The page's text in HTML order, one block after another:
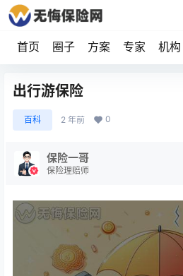
首页 圈子 方案 专家 机构
出行游保险
百科 2 年前 0
保险一哥
保险理赔师